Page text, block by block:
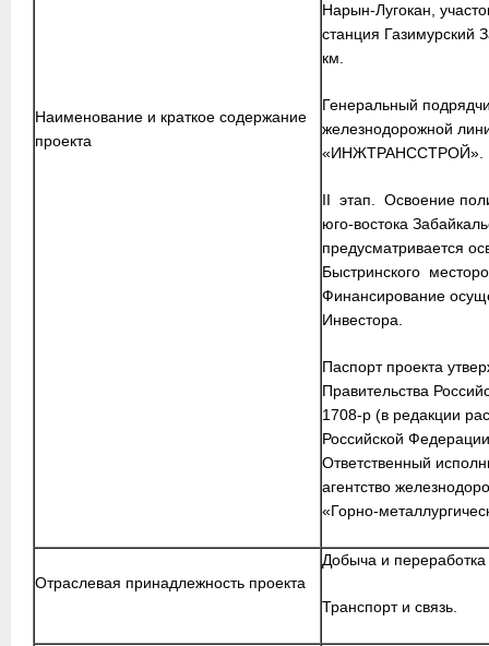
Наименование и краткое содержание
проекта
Нарын-Лугокан,
станция Газимурский
км.
Генеральный
железнодорожной
«ИНЖТРАНССТРОЙ».
II этап. Освоение
юго-востока
предусматривается
Быстринского
Финансирование
Инвестора.
Паспорт проекта
Правительства
1708-р (в редакции
Российской
Ответственный
агентство
«Горно-
Отраслевая принадлежность проекта
Добыча и
Транспорт и связь.